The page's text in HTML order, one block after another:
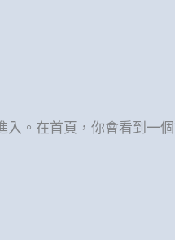
。在首頁，你會看到一